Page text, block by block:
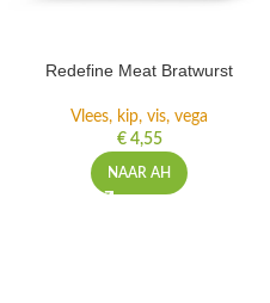
Redefine Meat Bratwurst
Vlees, kip, vis, vega
€4,55
NAAR AH